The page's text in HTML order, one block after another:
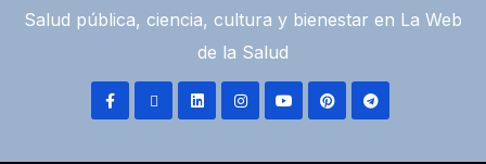
Salud pública, ciencia, cultura y bienestar en La Web
de la Salud